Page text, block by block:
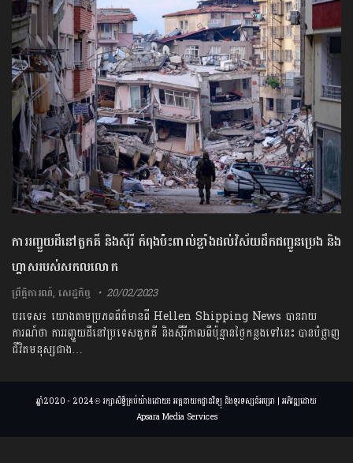
ការរញ្ជួយដីនៅតួកគី និងស៊ីរី កំពុងប៉ះពាល់ខ្លាំងដល់វិស័យដឹកជញ្ជូនប្រេង និង
ហ្គាសរបស់សកលលោក
ព្រឹត្តិការណ៍,សេដ្ឋកិច្ច 20/02/2023
បរទេស៖ យោងតាមប្រភពព័ត៌មានពី Hellen Shipping News បានរាយ
ការណ៍ថា ការរញ្ជួយដីនៅប្រទេសតួកគី និងស៊ីរីកាលពីប៉ុន្មានថ្ងៃកន្លងទៅនេះ បានបំផ្លាញ
ជីវិតមនុស្សជាង…
ឆ្នាំ2020 - 2024 © រក្សាសិទ្ធិគ្រប់យ៉ាងដោយ៖ អគ្គនាយកដ្ឋានវិទ្យុ និងទូរទស្សន៍អប្សរា | អភិវឌ្ឍដោយ
Apsara Media Services